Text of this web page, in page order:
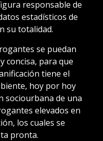
responsable de
estadísticos de
su totalidad.
se puedan
concisa, para que
tiene el
hoy por hoy
sociourbana de una
elevados en
los cuales se
pronta.